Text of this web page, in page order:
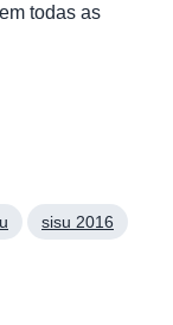
todas as
sisu 2016